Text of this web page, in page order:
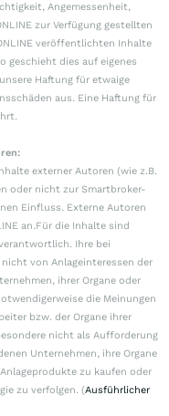
Angemessenheit,
zur Verfügung gestellten
veröffentlichten Inhalte
geschieht dies auf eigenes
Haftung für etwaige
aus. Eine Haftung für
externer Autoren (wie z.B.
oder nicht zur Smartbroker-
Einfluss. Externe Autoren
an.Für die Inhalte sind
Ihre bei
von Anlageinteressen der
ihrer Organe oder
die Meinungen
bzw. der Organe ihrer
nicht als Aufforderung
Unternehmen, ihre Organe
zu kaufen oder
zu verfolgen. (Ausführlicher